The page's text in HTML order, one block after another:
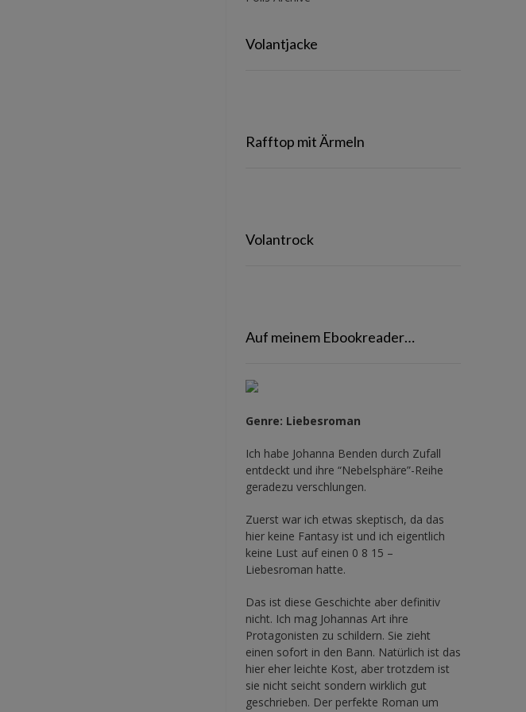
Volantjacke
Rafftop mit Ärmeln
Volantrock
Auf meinem Ebookreader…
Genre: Liebesroman
Ich habe Johanna Benden durch Zufall
entdeckt und ihre “Nebelsphäre”-Reihe
geradezu verschlungen.
Zuerst war ich etwas skeptisch, da das
hier keine Fantasy ist und ich eigentlich
keine Lust auf einen 0 8 15 –
Liebesroman hatte.
Das ist diese Geschichte aber definitiv
nicht. Ich mag Johannas Art ihre
Protagonisten zu schildern. Sie zieht
einen sofort in den Bann. Natürlich ist das
hier eher leichte Kost, aber trotzdem ist
sie nicht seicht sondern wirklich gut
geschrieben. Der perfekte Roman um